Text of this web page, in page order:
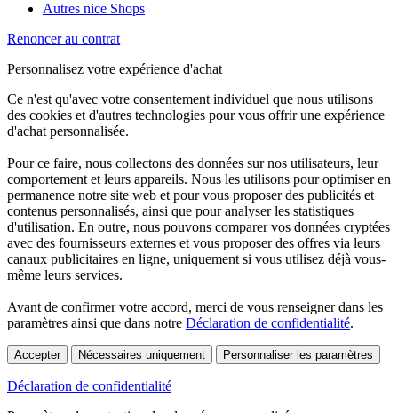
Autres nice Shops
Renoncer au contrat
Personnalisez votre expérience d'achat
Ce n'est qu'avec votre consentement individuel que nous utilisons
des cookies et d'autres technologies pour vous offrir une expérience
d'achat personnalisée.
Pour ce faire, nous collectons des données sur nos utilisateurs, leur
comportement et leurs appareils. Nous les utilisons pour optimiser en
permanence notre site web et pour vous proposer des publicités et
contenus personnalisés, ainsi que pour analyser les statistiques
d'utilisation. En outre, nous pouvons comparer vos données cryptées
avec des fournisseurs externes et vous proposer des offres via leurs
canaux publicitaires en ligne, uniquement si vous utilisez déjà vous-
même leurs services.
Avant de confirmer votre accord, merci de vous renseigner dans les
paramètres ainsi que dans notre Déclaration de confidentialité.
Accepter Nécessaires uniquement Personnaliser les paramètres
Déclaration de confidentialité